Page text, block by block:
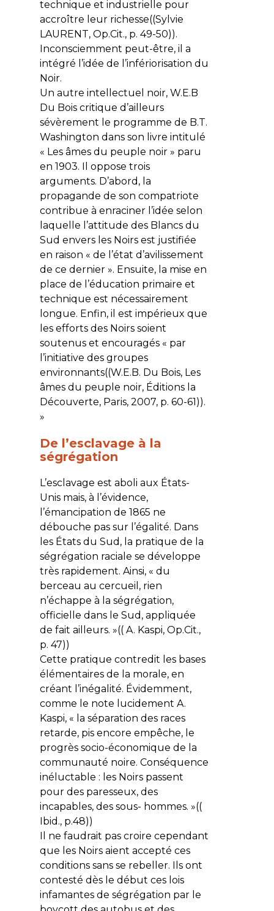
technique et industrielle pour
accroître leur richesse((Sylvie
LAURENT, Op.Cit., p. 49-50)).
Inconsciemment peut-être, il a
intégré l’idée de l’infériorisation du
Noir.
Un autre intellectuel noir, W.E.B
Du Bois critique d’ailleurs
sévèrement le programme de B.T.
Washington dans son livre intitulé
« Les âmes du peuple noir » paru
en 1903. Il oppose trois
arguments. D’abord, la
propagande de son compatriote
contribue à enraciner l’idée selon
laquelle l’attitude des Blancs du
Sud envers les Noirs est justifiée
en raison « de l’état d’avilissement
de ce dernier ». Ensuite, la mise en
place de l’éducation primaire et
technique est nécessairement
longue. Enfin, il est impérieux que
les efforts des Noirs soient
soutenus et encouragés « par
l’initiative des groupes
environnants((W.E.B. Du Bois, Les
âmes du peuple noir, Éditions la
Découverte, Paris, 2007, p. 60-61)).
»
De l’esclavage à la
ségrégation
L’esclavage est aboli aux États-
Unis mais, à l’évidence,
l’émancipation de 1865 ne
débouche pas sur l’égalité. Dans
les États du Sud, la pratique de la
ségrégation raciale se développe
très rapidement. Ainsi, « du
berceau au cercueil, rien
n’échappe à la ségrégation,
officielle dans le Sud, appliquée
de fait ailleurs. »(( A. Kaspi, Op.Cit.,
p. 47))
Cette pratique contredit les bases
élémentaires de la morale, en
créant l’inégalité. Évidemment,
comme le note lucidement A.
Kaspi, « la séparation des races
retarde, pis encore empêche, le
progrès socio-économique de la
communauté noire. Conséquence
inéluctable : les Noirs passent
pour des paresseux, des
incapables, des sous- hommes. »((
Ibid., p.48))
Il ne faudrait pas croire cependant
que les Noirs aient accepté ces
conditions sans se rebeller. Ils ont
contesté dès le début ces lois
infamantes de ségrégation par le